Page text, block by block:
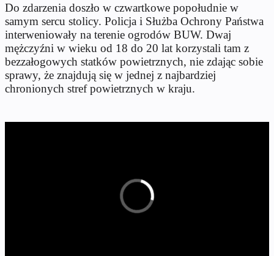
Do zdarzenia doszło w czwartkowe popołudnie w
samym sercu stolicy. Policja i Służba Ochrony Państwa
interweniowały na terenie ogrodów BUW. Dwaj
mężczyźni w wieku od 18 do 20 lat korzystali tam z
bezzałogowych statków powietrznych, nie zdając sobie
sprawy, że znajdują się w jednej z najbardziej
chronionych stref powietrznych w kraju.